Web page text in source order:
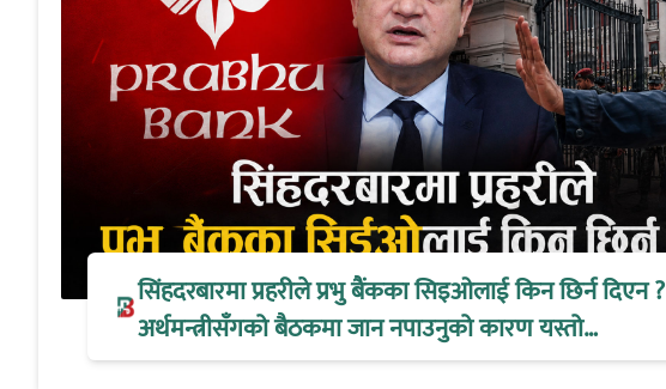
सिंहदरबारमा प्रहरीले प्रभु बैंकका सिइओलाई किन छिर्न दिएन ?
अर्थमन्त्रीसँगको बैठकमा जान नपाउनुको कारण यस्तो…